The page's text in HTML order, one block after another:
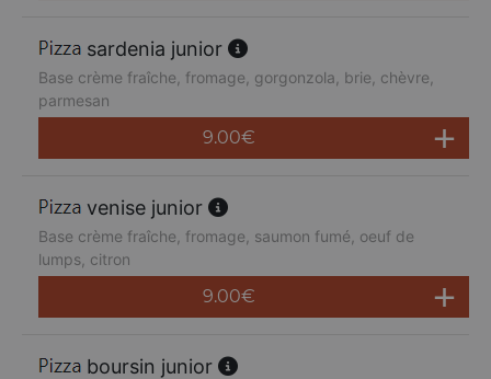
sardenia junior
Base crème fraîche, fromage, gorgonzola, brie, chèvre,
parmesan
9.00€
venise junior
Base crème fraîche, fromage, saumon fumé, oeuf de
lumps, citron
9.00€
boursin junior